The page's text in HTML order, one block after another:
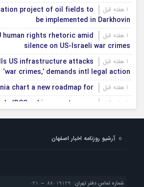
project of oil fields to
be implemented in Darkhovin
human rights rhetoric amid
silence on US-Israeli war crimes
US infrastructure attacks
‘war crimes,’ demands intl legal action
chart a new roadmap for
IRCS achievements, says
fate: 2026 Asian games
آرشیو روزنامه اخبار اصفهان
شماره تماس دفتر تهران: